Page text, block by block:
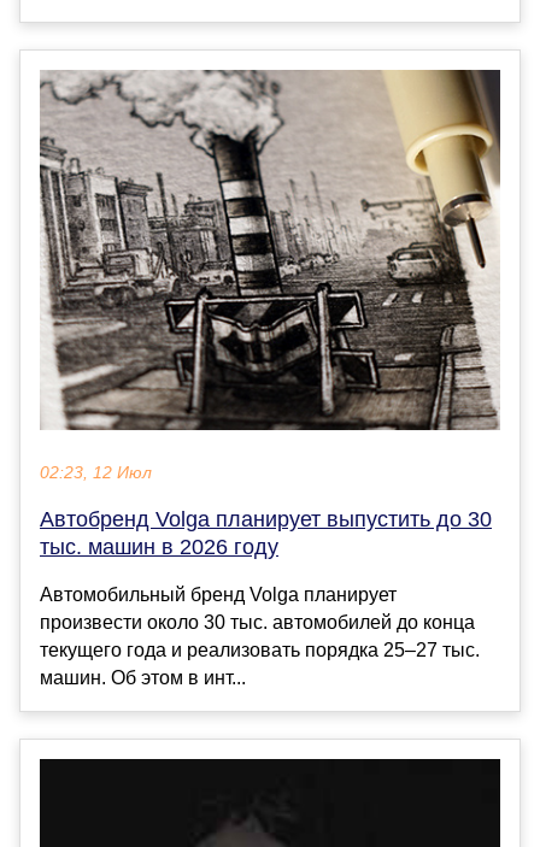
02:23, 12 Июл
Автобренд Volga планирует выпустить до 30
тыс. машин в 2026 году
Автомобильный бренд Volga планирует
произвести около 30 тыс. автомобилей до конца
текущего года и реализовать порядка 25–27 тыс.
машин. Об этом в инт...